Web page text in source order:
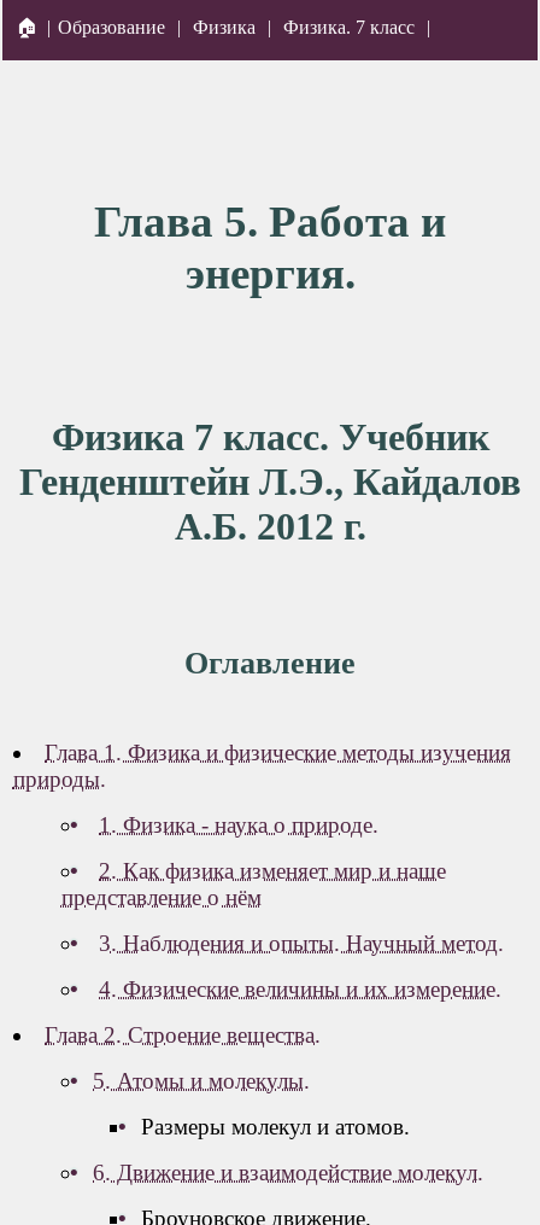
🏠 | Образование | Физика | Физика. 7 класс |
Глава 5. Работа и
энергия.
Физика 7 класс. Учебник
Генденштейн Л.Э., Кайдалов
А.Б. 2012 г.
Оглавление
Глава 1. Физика и физические методы изучения
природы.
1. Физика - наука о природе.
2. Как физика изменяет мир и наше
представление о нём
3. Наблюдения и опыты. Научный метод.
4. Физические величины и их измерение.
Глава 2. Строение вещества.
5. Атомы и молекулы.
Размеры молекул и атомов.
6. Движение и взаимодействие молекул.
Броуновское движение.